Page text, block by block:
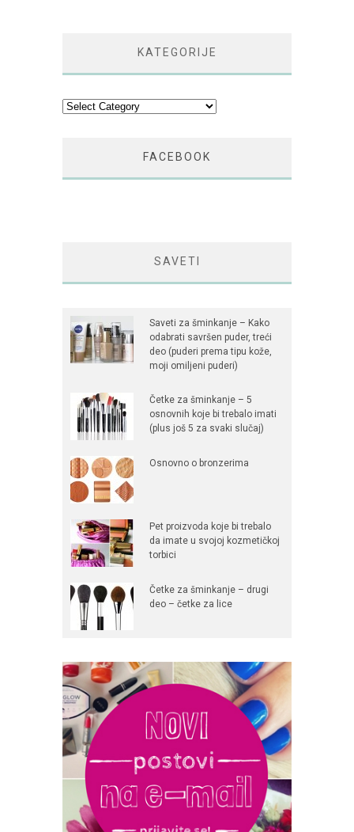
KATEGORIJE
Kategorije
FACEBOOK
SAVETI
Saveti za šminkanje – Kako
odabrati savršen puder, treći
deo (puderi prema tipu kože,
moji omiljeni puderi)
Četke za šminkanje – 5
osnovnih koje bi trebalo imati
(plus još 5 za svaki slučaj)
Osnovno o bronzerima
Pet proizvoda koje bi trebalo
da imate u svojoj kozmetičkoj
torbici
Četke za šminkanje – drugi
deo – četke za lice